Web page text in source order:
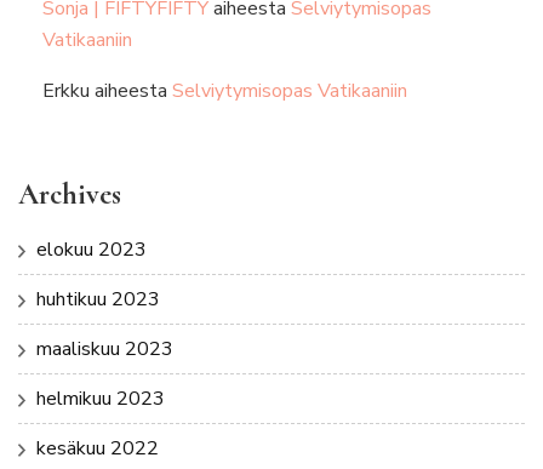
Sonja | FIFTYFIFTYaiheesta Selviytymisopas
Vatikaaniin
Erkku aiheesta Selviytymisopas Vatikaaniin
Archives
elokuu 2023
huhtikuu 2023
maaliskuu 2023
helmikuu 2023
kesäkuu 2022